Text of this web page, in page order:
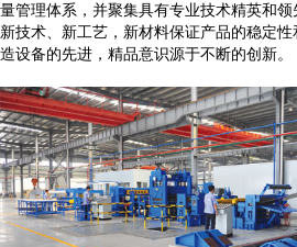
量管理体系，并聚集具有专业技术精英和
新技术、新工艺，新材料保证产品的稳定
造设备的先进，精品意识源于不断的创新。